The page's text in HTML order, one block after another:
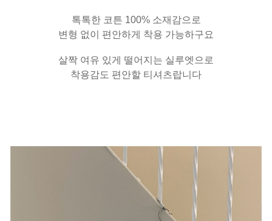
톡톡한 코튼 100% 소재감으로
변형 없이 편안하게 착용 가능하구요
살짝 여유 있게 떨어지는 실루엣으로
착용감도 편안할 티셔츠랍니다